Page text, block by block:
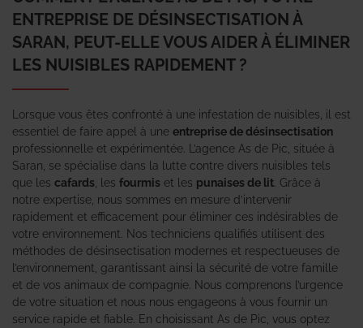
ENTREPRISE DE DÉSINSECTISATION À
SARAN, PEUT-ELLE VOUS AIDER À ÉLIMINER
LES NUISIBLES RAPIDEMENT ?
Lorsque vous êtes confronté à une infestation de nuisibles, il est
essentiel de faire appel à une entreprise de désinsectisation
professionnelle et expérimentée. L’agence As de Pic, située à
Saran, se spécialise dans la lutte contre divers nuisibles tels
que les cafards , les fourmis et les punaises de lit . Grâce à
notre expertise, nous sommes en mesure d’intervenir
rapidement et efficacement pour éliminer ces indésirables de
votre environnement. Nos techniciens qualifiés utilisent des
méthodes de désinsectisation modernes et respectueuses de
l’environnement, garantissant ainsi la sécurité de votre famille
et de vos animaux de compagnie. Nous comprenons l’urgence
de votre situation et nous nous engageons à vous fournir un
service rapide et fiable. En choisissant As de Pic, vous optez